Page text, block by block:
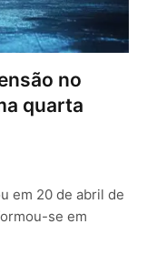
no
quarta
em 20 de abril de
se em